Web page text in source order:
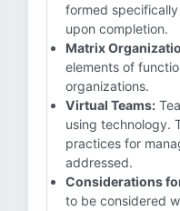
formed
upon completion.
Matrix
elements of
organizations.
Virtual Teams:
using technology.
practices for
addressed.
Considerations
to be considered